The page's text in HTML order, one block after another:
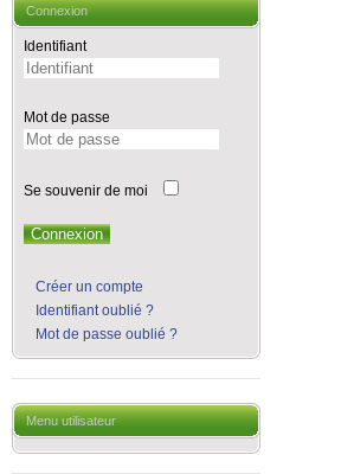
Connexion
Identifiant
Mot de passe
Se souvenir de moi
Connexion
Créer un compte
Identifiant oublié ?
Mot de passe oublié ?
Menu utilisateur